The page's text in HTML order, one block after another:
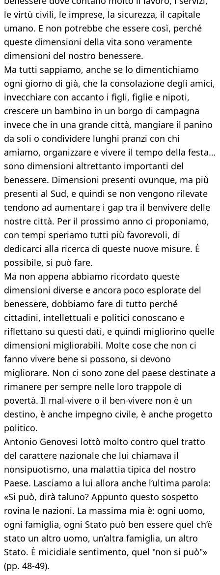
le virtù civili, le imprese, la sicurezza, il capitale
umano. E non potrebbe che essere così, perché
queste dimensioni della vita sono veramente
dimensioni del nostro benessere.
Ma tutti sappiamo, anche se lo dimentichiamo
ogni giorno di già, che la consolazione degli amici,
invecchiare con accanto i figli, figlie e nipoti,
crescere un bambino in un borgo di campagna
invece che in una grande città, mangiare il panino
da soli o condividere lunghi pranzi con chi
amiamo, organizzare e vivere il tempo della festa…
sono dimensioni altrettanto importanti del
benessere. Dimensioni presenti ovunque, ma più
presenti al Sud, e quindi se non vengono rilevate
tendono ad aumentare i gap tra il benvivere delle
nostre città. Per il prossimo anno ci proponiamo,
con tempi speriamo tutti più favorevoli, di
dedicarci alla ricerca di queste nuove misure. È
possibile, si può fare.
Ma non appena abbiamo ricordato queste
dimensioni diverse e ancora poco esplorate del
benessere, dobbiamo fare di tutto perché
cittadini, intellettuali e politici conoscano e
riflettano su questi dati, e quindi migliorino quelle
dimensioni migliorabili. Molte cose che non ci
fanno vivere bene si possono, si devono
migliorare. Non ci sono zone del paese destinate a
rimanere per sempre nelle loro trappole di
povertà. Il mal-vivere o il ben-vivere non è un
destino, è anche impegno civile, è anche progetto
politico.
Antonio Genovesi lottò molto contro quel tratto
del carattere nazionale che lui chiamava il
nonsipuotismo, una malattia tipica del nostro
Paese. Lasciamo a lui allora anche l’ultima parola:
«Si può, dirà taluno? Appunto questo sospetto
rovina le nazioni. La massima mia è: ogni uomo,
ogni famiglia, ogni Stato può ben essere quel ch’è
stato un altro uomo, un’altra famiglia, un altro
Stato. È micidiale sentimento, quel "non si può"»
(pp. 48-49).